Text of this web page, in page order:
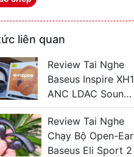
liên quan
Review Tai Nghe
Baseus Inspire XH1
ANC LDAC Sound
by Bose, Chống
Ồn 48dB, Pin 100H
Có Đáng Mua?
Review Tai Nghe
Chạy Bộ Open-Ear
Baseus Eli Sport 2